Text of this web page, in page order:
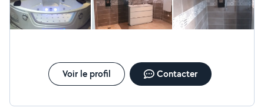
Voir le profil Contacter